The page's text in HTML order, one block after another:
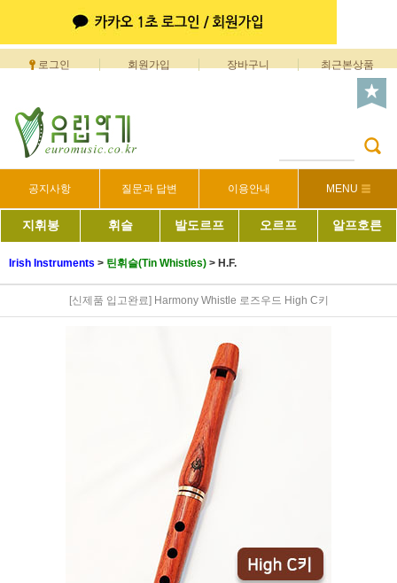
로그인 회원가입 장바구니 최근본상품
공지사항 질문과 답변 이용안내 MENU
지휘봉 휘슬 발도르프 오르프 알프호른
Irish Instruments > 틴휘슬(Tin Whistles) > H.F.
[신제품 입고완료] Harmony Whistle 로즈우드 High C키